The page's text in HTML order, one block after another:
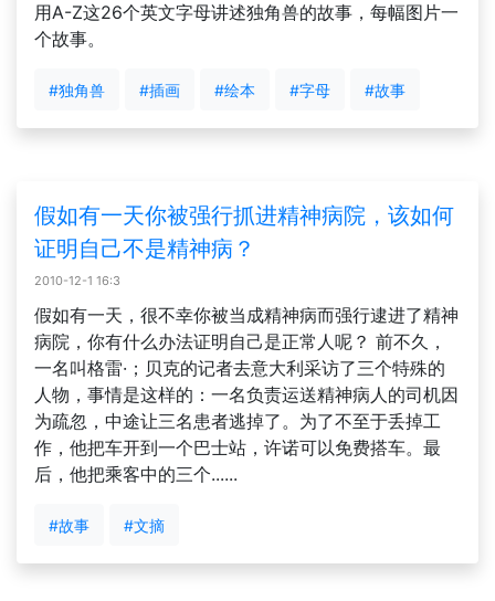
用A-Z这26个英文字母讲述独角兽的故事，每幅图片一
个故事。
#独角兽 #插画 #绘本 #字母 #故事
假如有一天你被强行抓进精神病院，该如何
证明自己不是精神病？
2010-12-1 16:3
假如有一天，很不幸你被当成精神病而强行逮进了精神
病院，你有什么办法证明自己是正常人呢？ 前不久，
一名叫格雷·；贝克的记者去意大利采访了三个特殊的
人物，事情是这样的：一名负责运送精神病人的司机因
为疏忽，中途让三名患者逃掉了。为了不至于丢掉工
作，他把车开到一个巴士站，许诺可以免费搭车。最
后，他把乘客中的三个......
#故事 #文摘